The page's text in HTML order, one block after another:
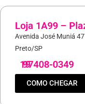
Loja 1A99 –
Avenida José Muniá
Preto/SP
19
97408-0349
COMO CHEGAR